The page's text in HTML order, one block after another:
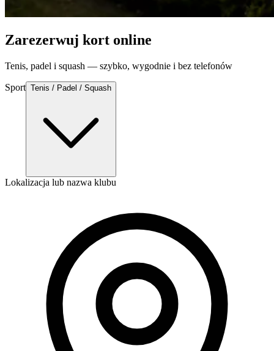
Zarezerwuj kort online
Tenis, padel i squash — szybko, wygodnie i bez telefonów
Sport Tenis / Padel / Squash
Lokalizacja lub nazwa klubu